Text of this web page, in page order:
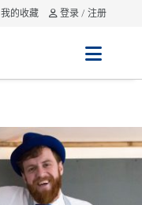
我的收藏 登录 / 注册